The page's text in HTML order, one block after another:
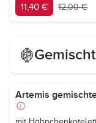
11,40 € 12,00 €
Artemis